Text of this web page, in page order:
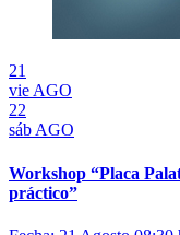
21
vie AGO
22
sáb AGO
Workshop “Placa
práctico”